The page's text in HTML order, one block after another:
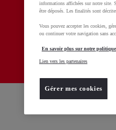
informations affichées sur notre site.
être déposés. Les finalités sont
Vous pouvez accepter les cookies,
ou continuer votre navigation sans
En savoir plus sur notre politique
Lien vers les partenaires
Gérer mes cookies